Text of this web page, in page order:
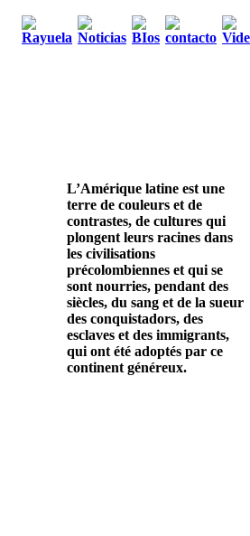
L’Amérique latine est une
terre de couleurs et de
contrastes, de cultures qui
plongent leurs racines dans
les civilisations
précolombiennes et qui se
sont nourries, pendant des
siècles, du sang et de la sueur
des conquistadors, des
esclaves et des immigrants,
qui ont été adoptés par ce
continent généreux.